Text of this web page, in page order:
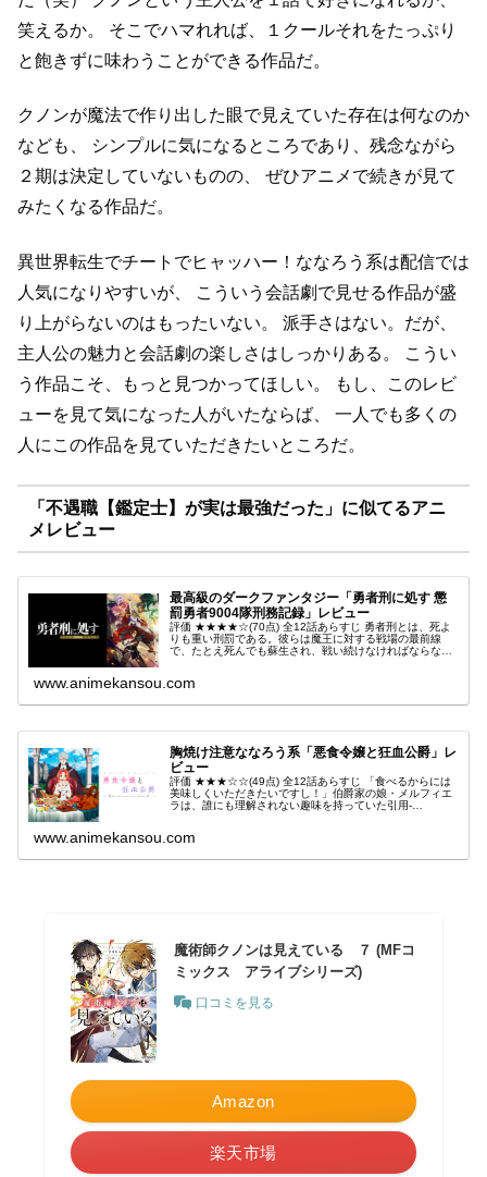
笑えるか。
そこでハマれれば、１クールそれをたっぷり
と飽きずに味わうことができる作品だ。
クノンが魔法で作り出した眼で見えていた存在は何なのか
なども、
シンプルに気になるところであり、残念ながら
２期は決定していないものの、
ぜひアニメで続きが見て
みたくなる作品だ。
異世界転生でチートでヒャッハー！ななろう系は配信では
人気になりやすいが、
こういう会話劇で見せる作品が盛
り上がらないのはもったいない。
派手さはない。だが、
主人公の魅力と会話劇の楽しさはしっかりある。
こうい
う作品こそ、もっと見つかってほしい。
もし、このレビ
ューを見て気になった人がいたならば、
一人でも多くの
人にこの作品を見ていただきたいところだ。
「不遇職【鑑定士】が実は最強だった」に似てるアニ
メレビュー
最高級のダークファンタジー「勇者刑に処す 懲
罰勇者9004隊刑務記録」レビュー
評価 ★★★★☆(70点) 全12話あらすじ 勇者刑とは、死よ
りも重い刑罰である。彼らは魔王に対する戦場の最前線
で、たとえ死んでも蘇生され、戦い続けなければならな
www.animekansou.com
胸焼け注意ななろう系「悪食令嬢と狂血公爵」レ
ビュー
評価 ★★★☆☆(49点) 全12話あらすじ 「食べるからには
美味しくいただきたいですし！」伯爵家の娘・メルフィエ
ラは、誰にも理解されない趣味を持っていた引用-
www.animekansou.com
魔術師クノンは見えている ７ (MFコ
ミックス アライブシリーズ)
口コミを見る
Amazon
楽天市場